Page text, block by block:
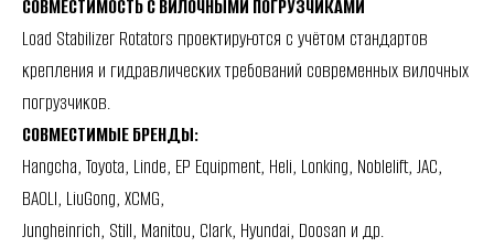
СОВМЕСТИМОСТЬ С ВИЛОЧНЫМИ ПОГРУЗЧИКАМИ
Load Stabilizer Rotators проектируются с учётом стандартов
крепления и гидравлических требований современных вилочных
погрузчиков.
СОВМЕСТИМЫЕ БРЕНДЫ:
Hangcha, Toyota, Linde, EP Equipment, Heli, Lonking, Noblelift, JAC,
BAOLI, LiuGong, XCMG,
Jungheinrich, Still, Manitou, Clark, Hyundai, Doosan и др.